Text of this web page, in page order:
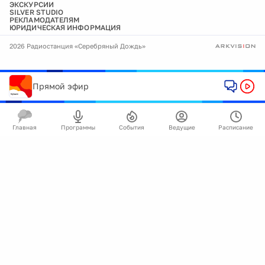
ЭКСКУРСИИ
SILVER STUDIO
РЕКЛАМОДАТЕЛЯМ
ЮРИДИЧЕСКАЯ ИНФОРМАЦИЯ
2026 Радиостанция «Серебряный Дождь»
Прямой эфир
Главная Программы События Ведущие Расписание